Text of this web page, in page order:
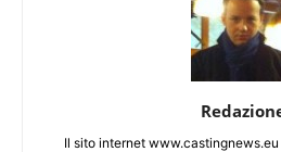
Il sito internet